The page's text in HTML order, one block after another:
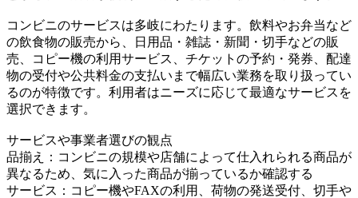
コンビニのサービスは多岐にわたります。飲料やお弁当など
の飲食物の販売から、日用品・雑誌・新聞・切手などの販
売、コピー機の利用サービス、チケットの予約・発券、配達
物の受付や公共料金の支払いまで幅広い業務を取り扱ってい
るのが特徴です。利用者はニーズに応じて最適なサービスを
選択できます。
サービスや事業者選びの観点
品揃え：コンビニの規模や店舗によって仕入れられる商品が
異なるため、気に入った商品が揃っているか確認する
サービス：コピー機やFAXの利用、荷物の発送受付、切手や